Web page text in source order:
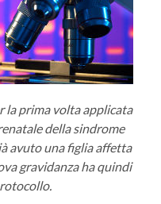
la prima volta applicata
della sindrome
avuto una figlia affetta
gravidanza ha quindi